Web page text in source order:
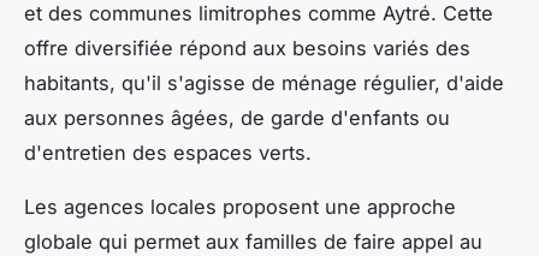
et des communes limitrophes comme Aytré. Cette
offre diversifiée répond aux besoins variés des
habitants, qu'il s'agisse de ménage régulier, d'aide
aux personnes âgées, de garde d'enfants ou
d'entretien des espaces verts.
Les agences locales proposent une approche
globale qui permet aux familles de faire appel au